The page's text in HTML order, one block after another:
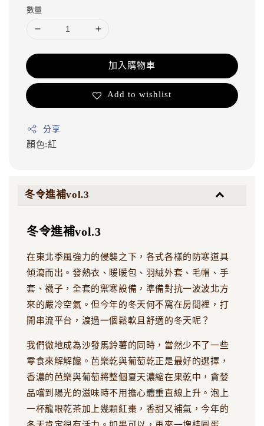
數量
加入購物車
Add to wishlist
分享
顏色:紅
冬令進補vol.3
冬令進補vol.3
在東北季風強力的侵襲之下，各式各樣的防寒道具
傾瀉而出。發熱衣、暖暖包、羽絨外套、毛帽、手
套、襪子，全套的禦寒設備，準備對抗一波波北方
來的嚴冷空氣。但今年的冬天何不窩在房間裡，打
開串流平台，渡過一個鬆軟且舒適的冬天呢？
我們徹地成為沙發馬鈴薯的同時，當然少不了一些
零食來解解饞。芭樂乾與葡萄乾正是最好的選擇，
香濃的芭樂與葡萄將整個夏天濃縮在果乾中，貪婪
品嚐到陽光的滋味時不用擔心體重直線上升。泡上
一杯龍眼乾茶加上幾顆紅棗，香甜又補氣，今年的